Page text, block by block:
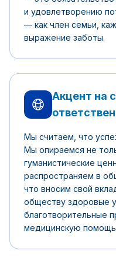
и удовлетворению
— как член семьи,
выражение заботы.
Акцент на
Мы считаем, что
Мы опираемся не
гуманистические
распространяем в
что вносим свой
обществу здоровые
благотворительные
медицинскую